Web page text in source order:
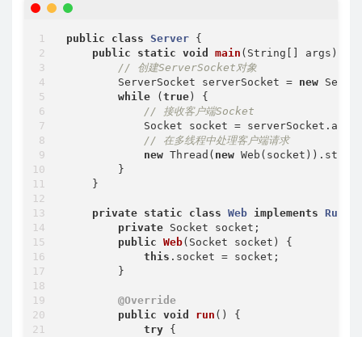
public class Server {
public
static void main (String[] args)
// 创建ServerSocket对象
        ServerSocket serverSocket =
new
while ( true ) {
// 接收客户端Socket
Socket socket =
// 在多线程中处理客户端请求
new Thread( new
        }
    }
private static class Web implements
private Socket socket;
public Web(Socket socket)
{
this .socket = socket;
        }
@Override
public void run ()
{
try {